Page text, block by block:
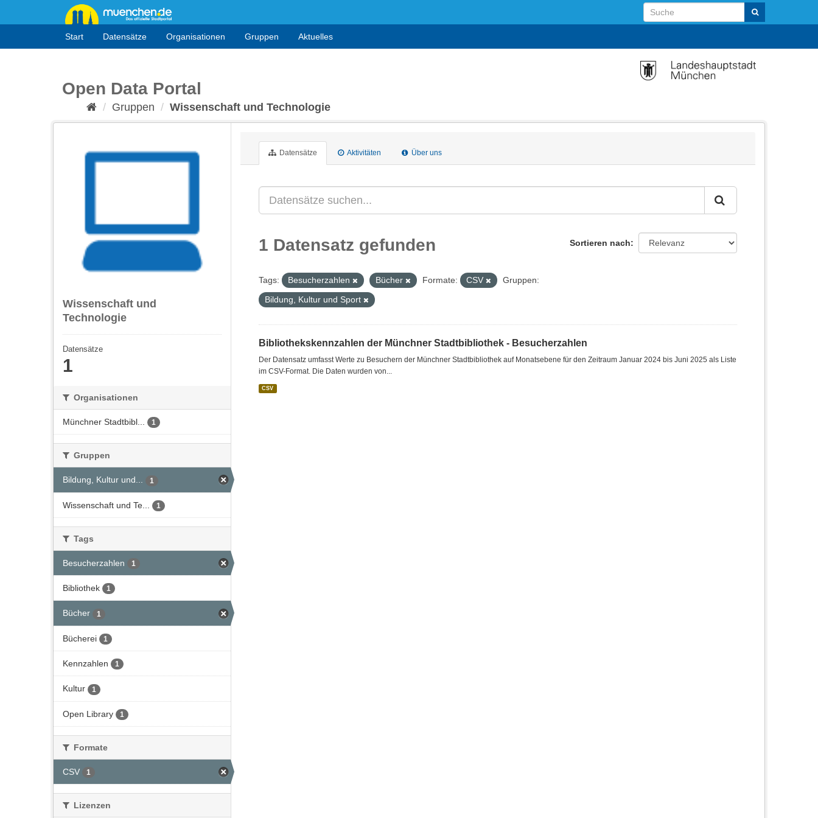
Start Datensätze Organisationen Gruppen Aktuelles
Open Data Portal
Gruppen Wissenschaft und Technologie
Wissenschaft und
Technologie
Datensätze
1
Organisationen
Münchner Stadtbibl... 1
Gruppen
Bildung, Kultur und... 1
Wissenschaft und Te... 1
Tags
Besucherzahlen 1
Bibliothek 1
Bücher 1
Bücherei 1
Kennzahlen 1
Kultur 1
Open Library 1
Formate
CSV 1
Lizenzen
Datensätze Aktivitäten Über uns
Sortieren nach
1 Datensatz gefunden
Tags: Besucherzahlen Bücher Formate: CSV
Gruppen:
Bildung, Kultur und Sport
Bibliothekskennzahlen der Münchner Stadtbibliothek - Besucherzahlen
Der Datensatz umfasst Werte zu Besuchern der Münchner Stadtbibliothek auf Monatsebene für den Zeitraum Januar 2024 bis Juni 2025 als Liste
im CSV-Format. Die Daten wurden von...
CSV